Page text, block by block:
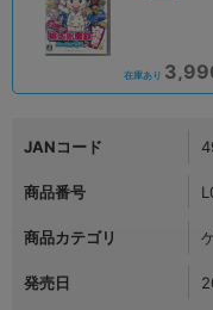
在庫あり
JANコード
商品番号
商品カテゴリ
発売日